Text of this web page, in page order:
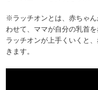
※ラッチオンとは、赤ちゃ
わせて、ママが自分の乳首
ラッチオンが上手くいくと
きます。